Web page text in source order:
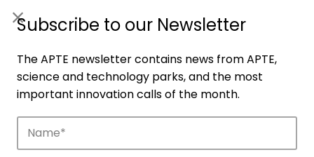
Subscribe to our Newsletter
The APTE newsletter contains news from APTE,
science and technology parks, and the most
important innovation calls of the month.